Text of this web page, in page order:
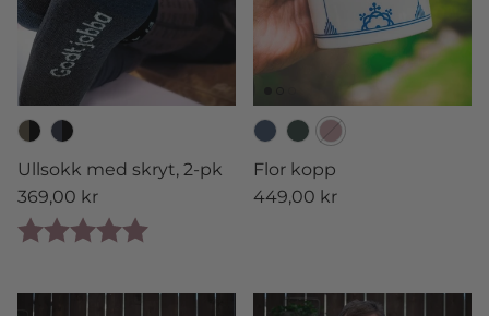
Ullsokk med skryt, 2-pk
Vanlig pris
369,00 kr
Karakter:
Flor kopp
Vanlig pris
449,00 kr